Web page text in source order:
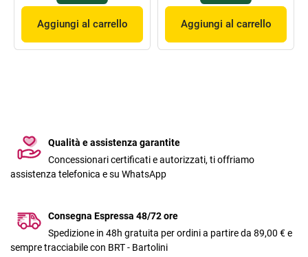
Aggiungi al carrello Aggiungi al carrello
Qualità e assistenza garantite
Concessionari certificati e autorizzati, ti offriamo
assistenza telefonica e su WhatsApp
Consegna Espressa 48/72 ore
Spedizione in 48h gratuita per ordini a partire da 89,00 € e
sempre tracciabile con BRT - Bartolini